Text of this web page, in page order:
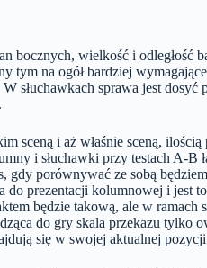
bocznych, wielkość i
na ogół bardziej
słuchawkach sprawa jest
sceną i aż właśnie sceną,
i słuchawki przy testach A-
porównywać ze sobą
prezentacji kolumnowej i
będzie takową, ale w ramach
do gry skala przekazu
się w swojej aktualnej